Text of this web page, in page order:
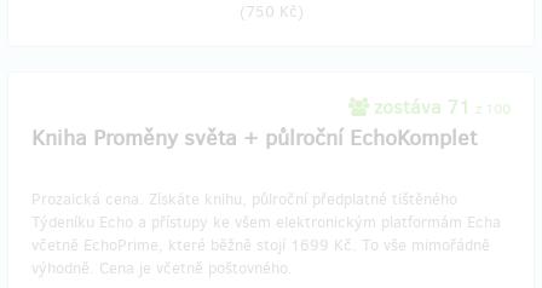
(750 Kč)
zostáva 71 z 100
Kniha Proměny světa + půlroční EchoKomplet
Prozaická cena. Získáte knihu, půlroční předplatné tištěného
Týdeníku Echo a přístupy ke všem elektronickým platformám Echa
včetně EchoPrime, které běžně stojí 1699 Kč. To vše mimořádně
výhodně. Cena je včetně poštovného.